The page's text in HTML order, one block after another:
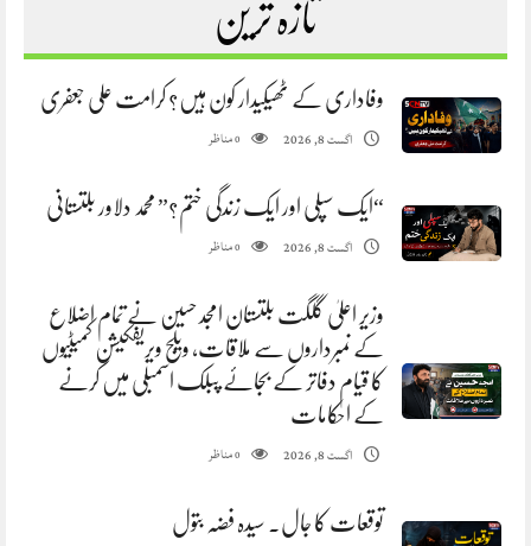
تازہ ترین
وفاداری کے ٹھیکیدار کون ہیں؟ کرامت علی جعفری
اگست 8, 2026 0مناظر
“ایک سپلی اور ایک زندگی ختم؟” محمد دلاور بلتستانی
اگست 8, 2026 0مناظر
وزیر اعلیٰ گلگت بلتستان امجد حسین نے تمام اضلاع
کے نمبرداروں سے ملاقات، ویلج ویریفکیشن کمیٹیوں
کا قیام دفاتر کے بجائے پبلک اسمبلی میں کرنے
کے احکامات
اگست 8, 2026 0مناظر
توقعات کا جال. سیدہ فضہ بتول